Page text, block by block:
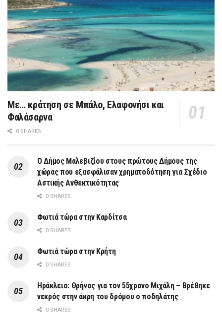
Με… κράτηση σε Μπάλο, Ελαφονήσι και
Φαλάσαρνα
0 SHARES
Ο Δήμος Μαλεβιζίου στους πρώτους Δήμους της
χώρας που εξασφάλισαν χρηματοδότηση για Σχέδιο
Αστικής Ανθεκτικότητας
0 SHARES
Φωτιά τώρα στην Καρδίτσα
0 SHARES
Φωτιά τώρα στην Κρήτη
0 SHARES
Ηράκλειο: Θρήνος για τον 55χρονο Μιχάλη – Βρέθηκε
νεκρός στην άκρη του δρόμου ο ποδηλάτης
0 SHARES